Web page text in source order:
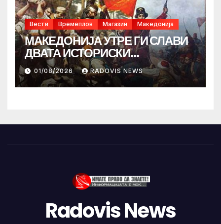
Вести Времеплов Магазин Македонија
МАКЕДОНИЈА УТРЕ ГИ СЛАВИ
ДВАТА ИСТОРИСКИ
ИЛИНДЕНА!
01/08/2026 RADOVIS NEWS
Radovis News